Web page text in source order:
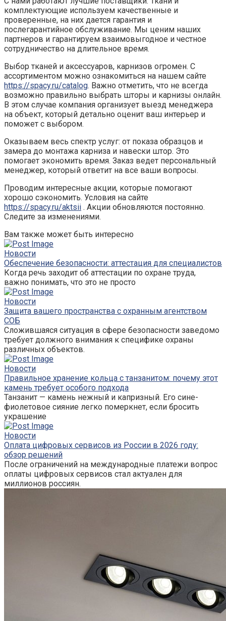
комплектующие используем качественные и
проверенные, на них дается гарантия и
послегарантийное обслуживание. Мы ценим наших
партнеров и гарантируем взаимовыгодное и честное
сотрудничество на длительное время.
Выбор тканей и аксессуаров, карнизов огромен. С
ассортиментом можно ознакомиться на нашем сайте
https://spacy.ru/catalog. Важно отметить, что не всегда
возможно правильно выбрать шторы и карнизы онлайн.
В этом случае компания организует выезд менеджера
на объект, который детально оценит ваш интерьер и
поможет с выбором.
Оказываем весь спектр услуг: от показа образцов и
замера до монтажа карниза и навески штор. Это
помогает экономить время. Заказ ведет персональный
менеджер, который ответит на все ваши вопросы.
Проводим интересные акции, которые помогают
хорошо сэкономить. Условия на сайте
https://spacy.ru/aktsii . Акции обновляются постоянно.
Следите за изменениями.
Вам также может быть интересно
Новости
Обеспечение безопасности: аттестация для специалистов
Когда речь заходит об аттестации по охране труда,
важно понимать, что это не просто
Новости
Защита вашего пространства с охранным агентством
СОБ
Сложившаяся ситуация в сфере безопасности заведомо
требует должного внимания к специфике охраны
различных объектов.
Новости
Правильное хранение кольца с танзанитом: почему этот
камень требует особого подхода
Танзанит — камень нежный и капризный. Его сине-
фиолетовое сияние легко померкнет, если бросить
украшение
Новости
Оплата цифровых сервисов из России в 2026 году:
обзор решений
После ограничений на международные платежи вопрос
оплаты цифровых сервисов стал актуален для
миллионов россиян.